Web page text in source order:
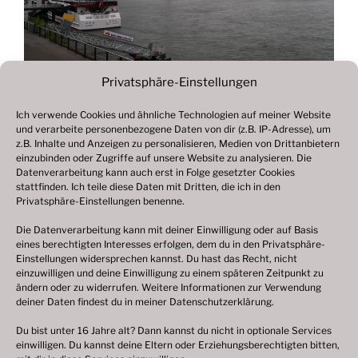
Privatsphäre-Einstellungen
Ich verwende Cookies und ähnliche Technologien auf meiner Website
und verarbeite personenbezogene Daten von dir (z.B. IP-Adresse), um
z.B. Inhalte und Anzeigen zu personalisieren, Medien von Drittanbietern
einzubinden oder Zugriffe auf unsere Website zu analysieren. Die
Datenverarbeitung kann auch erst in Folge gesetzter Cookies
stattfinden. Ich teile diese Daten mit Dritten, die ich in den
Privatsphäre-Einstellungen benenne.
Die Datenverarbeitung kann mit deiner Einwilligung oder auf Basis
eines berechtigten Interesses erfolgen, dem du in den Privatsphäre-
Einstellungen widersprechen kannst. Du hast das Recht, nicht
einzuwilligen und deine Einwilligung zu einem späteren Zeitpunkt zu
ändern oder zu widerrufen. Weitere Informationen zur Verwendung
deiner Daten findest du in meiner Datenschutzerklärung.
Du bist unter 16 Jahre alt? Dann kannst du nicht in optionale Services
einwilligen. Du kannst deine Eltern oder Erziehungsberechtigten bitten,
Beitragsnavigation
Vorheriger
Beitrag
Fotogalerie 2023
© 2003 – 2025 nilsbenthien.de,Datenschutzerklärung
|Cookie-Richtlinie EU|Impressum